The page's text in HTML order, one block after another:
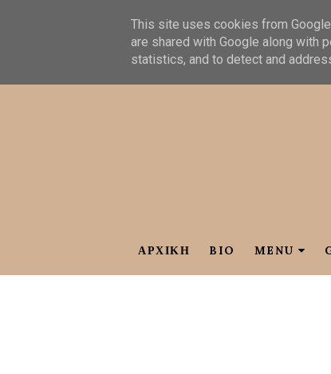
ΑΡΧΙΚΗ BIO MENU
This site uses cookies from
are shared with Google along with
statistics, and to detect and